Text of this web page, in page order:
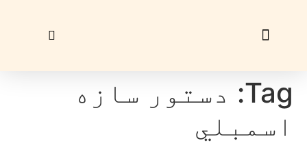
Tag: دستور سازه
اسمبلي